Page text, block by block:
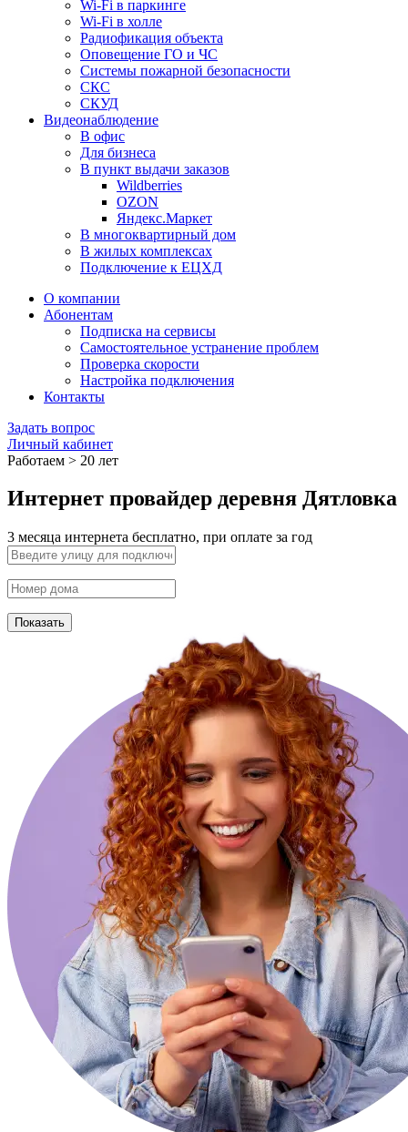
Wi-Fi в паркинге
Wi-Fi в холле
Радиофикация объекта
Оповещение ГО и ЧС
Системы пожарной безопасности
СКС
СКУД
Видеонаблюдение
В офис
Для бизнеса
В пункт выдачи заказов
Wildberries
OZON
Яндекс.Маркет
В многоквартирный дом
В жилых комплексах
Подключение к ЕЦХД
О компании
Абонентам
Подписка на сервисы
Самостоятельное устранение проблем
Проверка скорости
Настройка подключения
Контакты
Задать вопрос
Личный кабинет
Работаем > 20 лет
Интернет провайдер деревня Дятловка
3 месяца интернета бесплатно, при оплате за год
Показать